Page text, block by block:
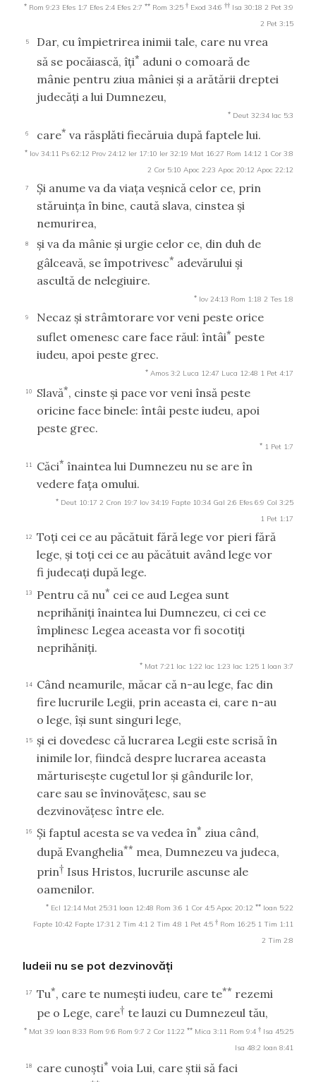
* Rom 9:23 Efes 1:7 Efes 2:4 Efes 2:7 ** Rom 3:25 † Exod 34:6 †† Isa 30:18 2 Pet 3:9
2 Pet 3:15
5
Dar, cu împietrirea inimii tale, care nu vrea
să se pocăiască, îţi* aduni o comoară de
mânie pentru ziua mâniei şi a arătării dreptei
judecăţi a lui Dumnezeu,
* Deut 32:34 Iac 5:3
6 care* va răsplăti fiecăruia după faptele lui.
* Iov 34:11 Ps 62:12 Prov 24:12 Ier 17:10 Ier 32:19 Mat 16:27 Rom 14:12 1 Cor 3:8
2 Cor 5:10 Apoc 2:23 Apoc 20:12 Apoc 22:12
7
Şi anume va da viaţa veşnică celor ce, prin
stăruinţa în bine, caută slava, cinstea şi
nemurirea,
8
şi va da mânie şi urgie celor ce, din duh de
gâlceavă, se împotrivesc* adevărului şi
ascultă de nelegiuire.
* Iov 24:13 Rom 1:18 2 Tes 1:8
9
Necaz şi strâmtorare vor veni peste orice
suflet omenesc care face răul: întâi* peste
iudeu, apoi peste grec.
* Amos 3:2 Luca 12:47 Luca 12:48 1 Pet 4:17
10 Slavă*, cinste şi pace vor veni însă peste
oricine face binele: întâi peste iudeu, apoi
peste grec.
* 1 Pet 1:7
11 Căci* înaintea lui Dumnezeu nu se are în
vedere faţa omului.
* Deut 10:17 2 Cron 19:7 Iov 34:19 Fapte 10:34 Gal 2:6 Efes 6:9 Col 3:25
1 Pet 1:17
12
Toţi cei ce au păcătuit fără lege vor pieri fără
lege, şi toţi cei ce au păcătuit având lege vor
fi judecaţi după lege.
13 Pentru că nu* cei ce aud Legea sunt
neprihăniţi înaintea lui Dumnezeu, ci cei ce
împlinesc Legea aceasta vor fi socotiţi
neprihăniţi.
* Mat 7:21 Iac 1:22 Iac 1:23 Iac 1:25 1 Ioan 3:7
14
Când neamurile, măcar că n-au lege, fac din
fire lucrurile Legii, prin aceasta ei, care n-au
o lege, îşi sunt singuri lege,
15 şi ei dovedesc că lucrarea Legii este scrisă în
inimile lor, fiindcă despre lucrarea aceasta
mărturiseşte cugetul lor şi gândurile lor,
care sau se învinovăţesc, sau se
dezvinovăţesc între ele.
16 Şi faptul acesta se va vedea în* ziua când,
după Evanghelia** mea, Dumnezeu va judeca,
prin† Isus Hristos, lucrurile ascunse ale
oamenilor.
* Ecl 12:14 Mat 25:31 Ioan 12:48 Rom 3:6 1 Cor 4:5 Apoc 20:12 ** Ioan 5:22
Fapte 10:42 Fapte 17:31 2 Tim 4:1 2 Tim 4:8 1 Pet 4:5 † Rom 16:25 1 Tim 1:11
2 Tim 2:8
Iudeii nu se pot dezvinovăţi
17 Tu*, care te numeşti iudeu, care te** rezemi
pe o Lege, care† te lauzi cu Dumnezeul tău,
* Mat 3:9 Ioan 8:33 Rom 9:6 Rom 9:7 2 Cor 11:22 ** Mica 3:11 Rom 9:4 † Isa 45:25
Isa 48:2 Ioan 8:41
18 care cunoşti* voia Lui, care ştii să faci